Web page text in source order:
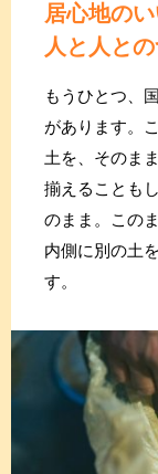
居心地の
人と人と
もうひとつ、
があります。
土を、そのま
揃えることも
のまま。この
内側に別の土
す。